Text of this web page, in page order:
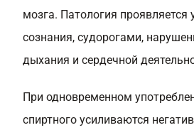
мозга. Патология проявляется
сознания, судорогами,
дыхания и сердечной
При одновременном
спиртного усиливаются